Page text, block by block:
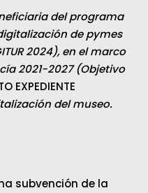
del programa
de pymes
2024), en el marco
2021-2027 (Objetivo
EXPEDIENTE
del museo.
subvención de la